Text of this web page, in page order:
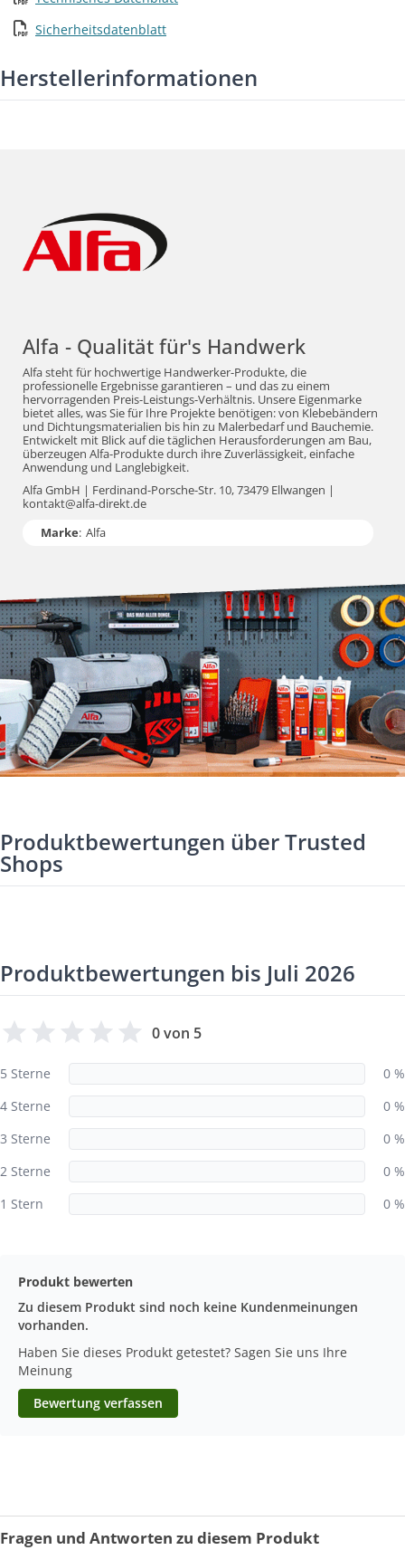
Sicherheitsdatenblatt
Herstellerinformationen
Alfa - Qualität für's Handwerk
Alfa steht für hochwertige Handwerker-Produkte, die
professionelle Ergebnisse garantieren – und das zu einem
hervorragenden Preis-Leistungs-Verhältnis. Unsere Eigenmarke
bietet alles, was Sie für Ihre Projekte benötigen: von Klebebändern
und Dichtungsmaterialien bis hin zu Malerbedarf und Bauchemie.
Entwickelt mit Blick auf die täglichen Herausforderungen am Bau,
überzeugen Alfa-Produkte durch ihre Zuverlässigkeit, einfache
Anwendung und Langlebigkeit.
Alfa GmbH | Ferdinand-Porsche-Str. 10, 73479 Ellwangen |
kontakt@alfa-direkt.de
Marke: Alfa
Produktbewertungen über Trusted
Shops
Produktbewertungen bis Juli 2026
0 von 5
5 Sterne
0 %
4 Sterne
0 %
3 Sterne
0 %
2 Sterne
0 %
1 Stern
0 %
Produkt bewerten
Zu diesem Produkt sind noch keine Kundenmeinungen
vorhanden.
Haben Sie dieses Produkt getestet? Sagen Sie uns Ihre
Meinung
Bewertung verfassen
Fragen und Antworten zu diesem Produkt